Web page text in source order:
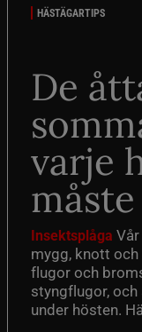
HÄSTÄGARTIPS
De
varje
Insektsplåga
mygg, knott
flugor och
styngflugor,
under hösten.